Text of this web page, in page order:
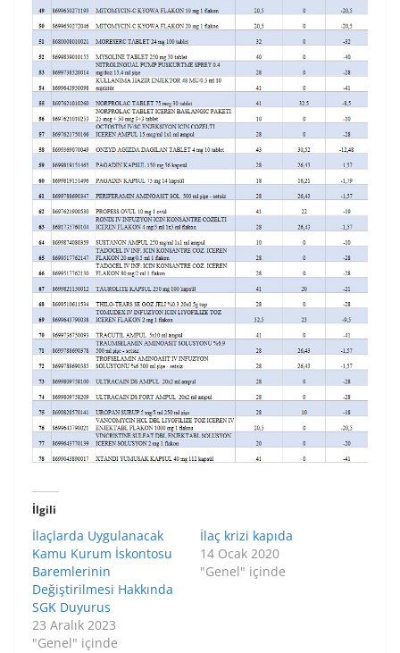
İlgili
İlaçlarda Uygulanacak
Kamu Kurum İskontosu
Baremlerinin
Değiştirilmesi Hakkında
SGK Duyurus
23 Aralık 2023
"Genel" içinde
İlaç krizi kapıda
14 Ocak 2020
"Genel" içinde